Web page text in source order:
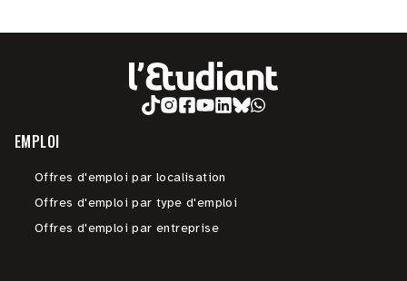
EMPLOI
Offres d'emploi par localisation
Offres d'emploi par type d'emploi
Offres d'emploi par entreprise